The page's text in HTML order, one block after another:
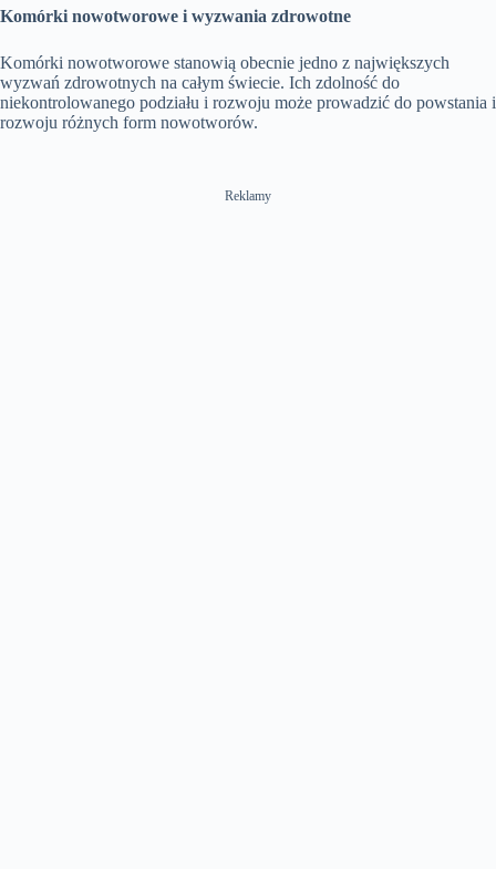
Komórki nowotworowe i wyzwania zdrowotne
Komórki nowotworowe stanowią obecnie jedno z największych
wyzwań zdrowotnych na całym świecie. Ich zdolność do
niekontrolowanego podziału i rozwoju może prowadzić do powstania i
rozwoju różnych form nowotworów.
Reklamy